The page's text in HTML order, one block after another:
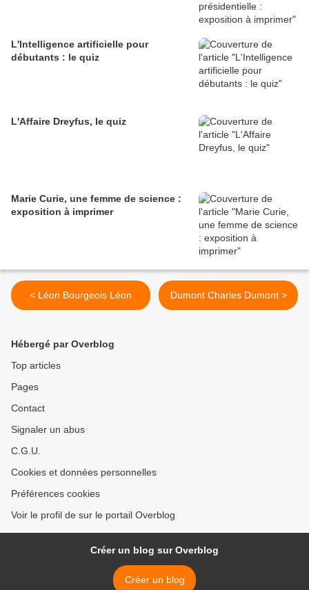
L'Intelligence artificielle pour
débutants : le quiz
L'Affaire Dreyfus, le quiz
Marie Curie, une femme de science :
exposition à imprimer
< Léon Bourgeois Léon Dumont Charles Dumont >
Hébergé par Overblog
Top articles
Pages
Contact
Signaler un abus
C.G.U.
Cookies et données personnelles
Préférences cookies
Voir le profil de sur le portail Overblog
Créer un blog sur Overblog
Créer un blog